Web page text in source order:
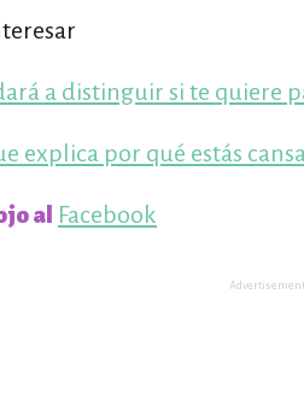
a distinguir si te quiere
explica por qué estás
al Facebook
Advertisement